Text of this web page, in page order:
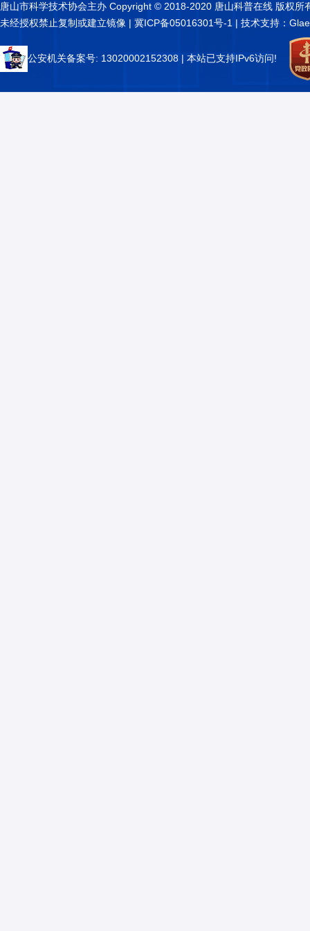
唐山市科学技术协会主办 Copyright © 2018-2020 唐山科普在线 版权所
未经授权禁止复制或建立镜像 | 冀ICP备05016301号-1 | 技术支持：
公安机关备案号: 13020002152308 | 本站已支持IPv6访问!